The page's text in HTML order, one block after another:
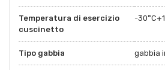
Temperatura di esercizio
cuscinetto
-
Tipo gabbia gabbia